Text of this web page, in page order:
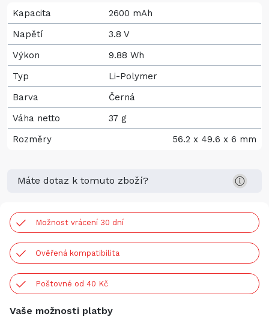
Kapacita
2600 mAh
Napětí
3.8 V
Výkon
9.88 Wh
Typ
Li-Polymer
Barva
Černá
Váha netto
37 g
Rozměry
56.2 x 49.6 x 6 mm
Máte dotaz k tomuto zboží?
Možnost vrácení 30 dní
Ověřená kompatibilita
Poštovné od 40 Kč
Vaše možnosti platby